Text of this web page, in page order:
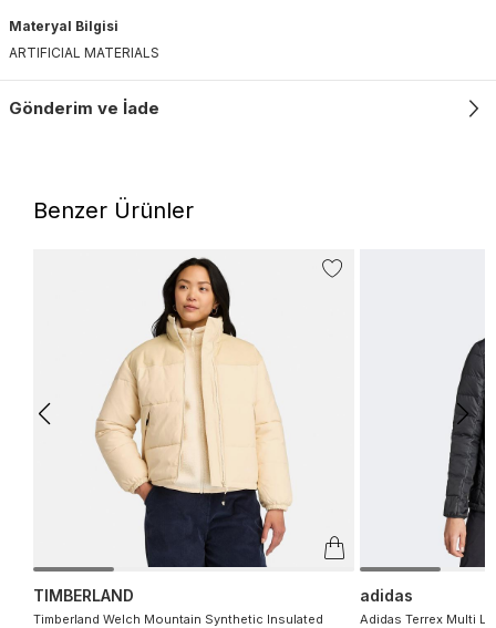
Materyal Bilgisi
ARTIFICIAL MATERIALS
Gönderim ve İade
Benzer Ürünler
TIMBERLAND
Timberland Welch Mountain Synthetic Insulated
adidas
Adidas Terrex Multi